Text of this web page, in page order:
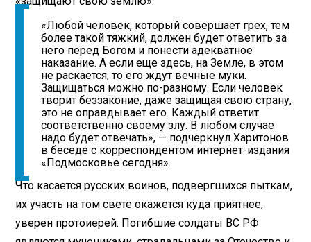
«Любой человек, который совершает грех, тем
более такой тяжкий, должен будет ответить за
него перед Богом и понести адекватное
наказание. А если еще здесь, на Земле, в этом
не раскается, то его ждут вечные муки.
Защищаться можно по-разному. Если человек
творит беззаконие, даже защищая свою страну,
это не оправдывает его. Каждый ответит
соответственно своему злу. В любом случае
надо будет отвечать», — подчеркнул Харитонов
в беседе с корреспондентом интернет-издания
«Подмосковье сегодня».
Что касается русских воинов, подвергшихся пыткам,
их участь на том свете окажется куда приятнее,
уверен протоиерей. Погибшие солдаты ВС РФ